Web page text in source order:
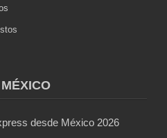
desde México 2026